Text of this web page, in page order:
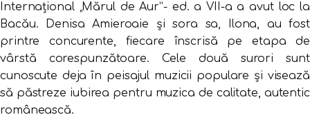
Internațional „Mărul de Aur”- ed. a VII-a a avut loc la
Bacău. Denisa Amieroaie și sora sa, Ilona, au fost
printre concurente, fiecare înscrisă pe etapa de
vârstă corespunzătoare. Cele două surori sunt
cunoscute deja în peisajul muzicii populare și visează
să păstreze iubirea pentru muzica de calitate, autentic
românească.